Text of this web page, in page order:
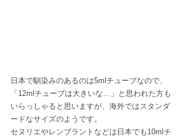
日本で馴染みのあるのは5mlチューブなので、
「12mlチューブは大きいな…」と思われた方も
いらっしゃると思いますが、海外ではスタンダ
ードなサイズのようです。
セヌリエやレンブラントなどは日本でも10mlチ